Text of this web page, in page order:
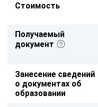
Стоимость
Получаемый
документ
Занесение сведений
о документах об
образовании